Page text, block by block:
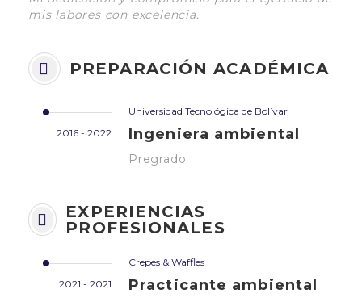
mis labores con excelencia.
PREPARACIÓN ACADÉMICA
2016 - 2022
Universidad Tecnológica de Bolívar
Ingeniera ambiental
Pregrado
EXPERIENCIAS
PROFESIONALES
2021 - 2021
Crepes & Waffles
Practicante ambiental